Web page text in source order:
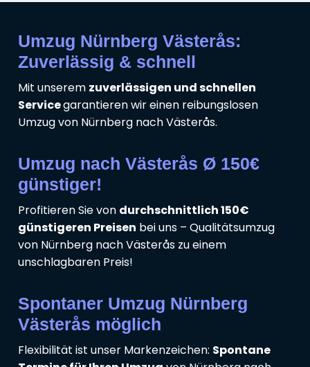
Umzug Nürnberg Västerås:
Zuverlässig & schnell
Mit unserem zuverlässigen und schnellen
Servicegarantieren wir einen reibungslosen
Umzug von Nürnberg nach Västerås.
Umzug nach Västerås Ø 150€
günstiger!
Profitieren Sie von durchschnittlich 150€
günstigeren Preisen bei uns – Qualitätsumzug
von Nürnberg nach Västerås zu einem
unschlagbaren Preis!
Spontaner Umzug Nürnberg
Västerås möglich
Flexibilität ist unser Markenzeichen: Spontane